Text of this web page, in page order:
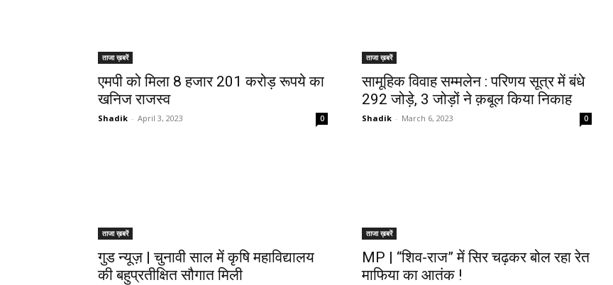
ताजा ख़बरें
एमपी को मिला 8 हजार 201 करोड़ रूपये का
खनिज राजस्व
Shadik - April 3, 2023 0
ताजा ख़बरें
सामूहिक विवाह सम्मलेन : परिणय सूत्र में बंधे
292 जोड़े, 3 जोड़ों ने क़बूल किया निकाह
Shadik - March 6, 2023 0
ताजा ख़बरें
गुड न्यूज़ | चुनावी साल में कृषि महाविद्यालय
की बहुप्रतीक्षित सौगात मिली
ताजा ख़बरें
MP | “शिव-राज” में सिर चढ़कर बोल रहा रेत
माफिया का आतंक !